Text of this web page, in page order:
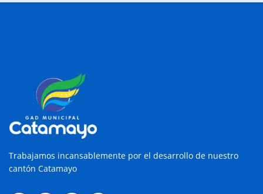
Trabajamos incansablemente por el desarrollo de nuestro
cantón Catamayo